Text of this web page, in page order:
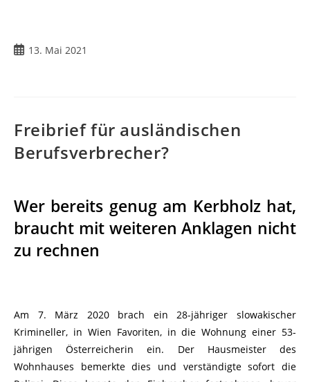
13. Mai 2021
Freibrief für ausländischen
Berufsverbrecher?
Wer bereits genug am Kerbholz hat,
braucht mit weiteren Anklagen nicht
zu rechnen
Am 7. März 2020 brach ein 28-jähriger slowakischer
Krimineller, in Wien Favoriten, in die Wohnung einer 53-
jährigen Österreicherin ein. Der Hausmeister des
Wohnhauses bemerkte dies und verständigte sofort die